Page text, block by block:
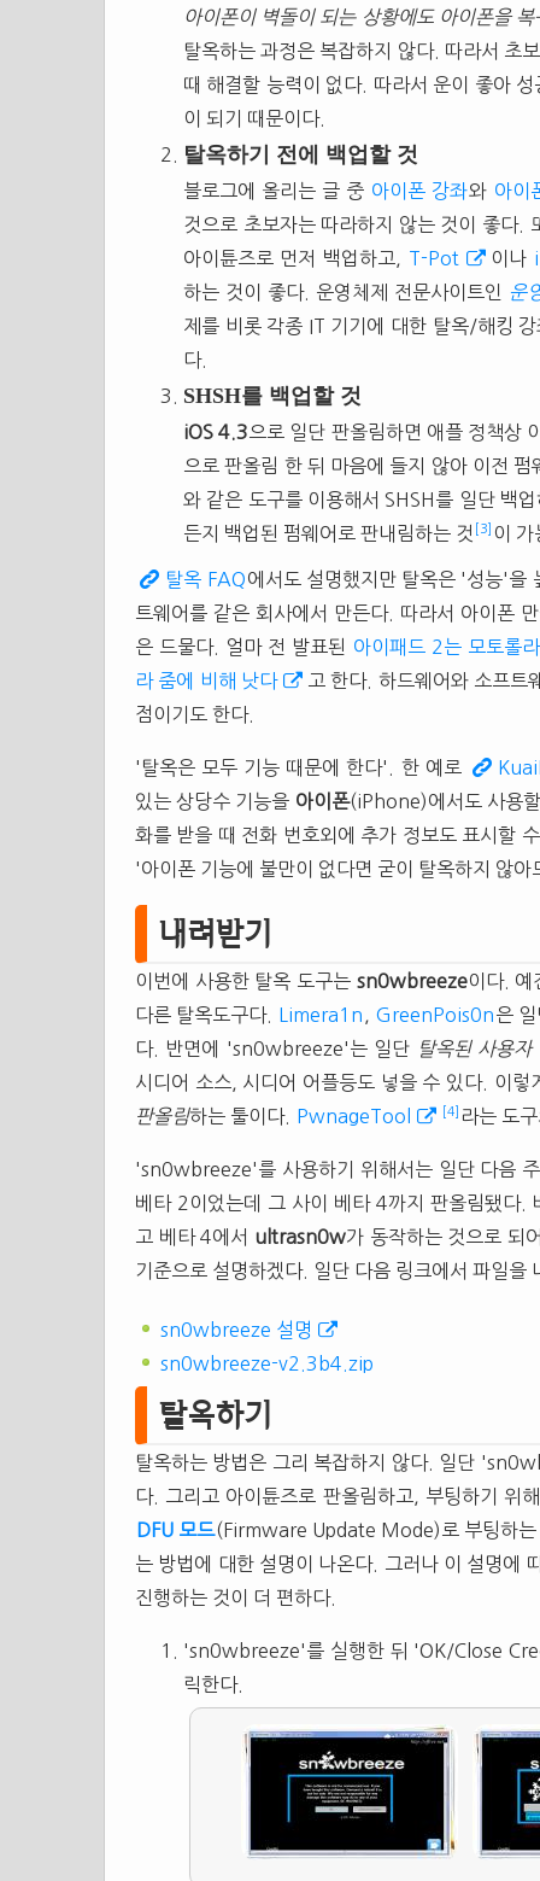
아이폰이 벽돌이 되는 상황에도 아이폰을
탈옥하는 과정은 복잡하지 않다. 따라서 초
때 해결할 능력이 없다. 따라서 운이 좋아
이 되기 때문이다.
탈옥하기 전에 백업할 것
블로그에 올리는 글 중 아이폰 강좌와 아이
것으로 초보자는 따라하지 않는 것이 좋다.
아이튠즈로 먼저 백업하고, T-Pot 이나
하는 것이 좋다. 운영체제 전문사이트인 운
제를 비롯 각종 IT 기기에 대한 탈옥/해킹
다.
SHSH를 백업할 것
iOS 4.3으로 일단 판올림하면 애플 정책상
으로 판올림 한 뒤 마음에 들지 않아 이전
와 같은 도구를 이용해서 SHSH를 일단 백
든지 백업된 펌웨어로 판내림하는 것
[3] 이 가
탈옥 FAQ에서도 설명했지만 탈옥은 '성능'을
트웨어를 같은 회사에서 만든다. 따라서 아이폰
은 드물다. 얼마 전 발표된
아이패드 2는 모토롤
라 줌에 비해 낫다
고 한다. 하드웨어와 소프트
점이기도 한다.
'탈옥은 모두 기능 때문에 한다'. 한 예로
있는 상당수 기능을 아이폰(iPhone)에서도 사용
화를 받을 때 전화 번호외에 추가 정보도 표시할
'아이폰 기능에 불만이 없다면 굳이 탈옥하지 않
내려받기
이번에 사용한 탈옥 도구는 sn0wbreeze이다. 예
다른 탈옥도구다.
Limera1n GreenPois0n은
다. 반면에 'sn0wbreeze'는 일단 탈옥된 사용
시디어 소스, 시디어 어플등도 넣을 수 있다. 이
판올림하는 툴이다. PwnageTool [4] 라는 도
'sn0wbreeze'를 사용하기 위해서는 일단 다음
베타 2이었는데 그 사이 베타 4까지 판올림됐다.
고 베타 4에서 ultrasn0w가 동작하는 것으로 되
기준으로 설명하겠다. 일단 다음 링크에서 파일을
sn0wbreeze 설명
sn0wbreeze-v2.3b4.zip
탈옥하기
탈옥하는 방법은 그리 복잡하지 않다. 일단
다. 그리고 아이튠즈로 판올림하고, 부팅하기
DFU 모드(Firmware Update Mode)로 부팅하는
는 방법에 대한 설명이 나온다. 그러나 이 설명에
진행하는 것이 더 편하다.
'sn0wbreeze'를 실행한 뒤 'OK/Close
릭한다.